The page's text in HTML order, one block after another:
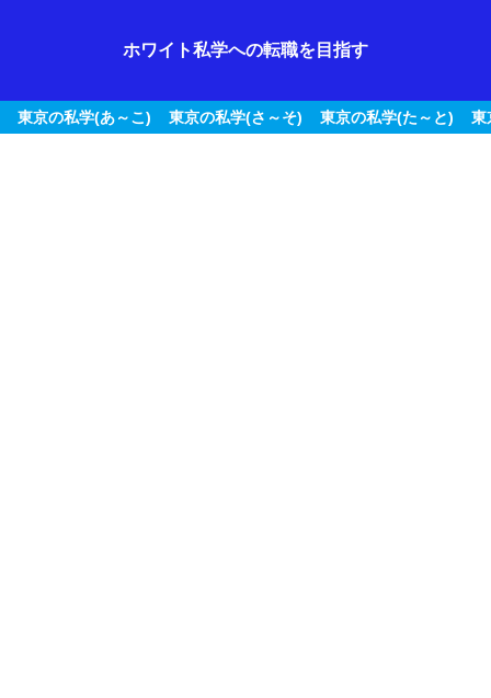
ホワイト私学への転職を目指す
東京の私学(あ～こ) 東京の私学(さ～そ) 東京の私学(た～と) 東